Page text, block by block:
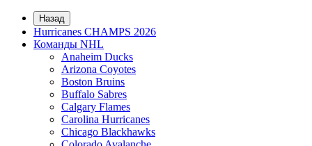
Назад
Hurricanes CHAMPS 2026
Команды NHL
Anaheim Ducks
Arizona Coyotes
Boston Bruins
Buffalo Sabres
Calgary Flames
Carolina Hurricanes
Chicago Blackhawks